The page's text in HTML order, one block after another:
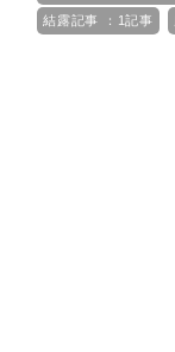
結露記事 ：1記事